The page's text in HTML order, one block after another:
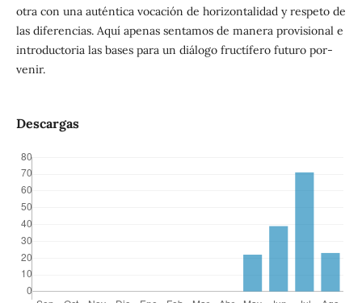
otra con una auténtica vocación de horizontalidad y respeto de
las diferencias. Aquí apenas sentamos de manera provisional e
introductoria las bases para un diálogo fructífero futuro por-
venir.
Descargas